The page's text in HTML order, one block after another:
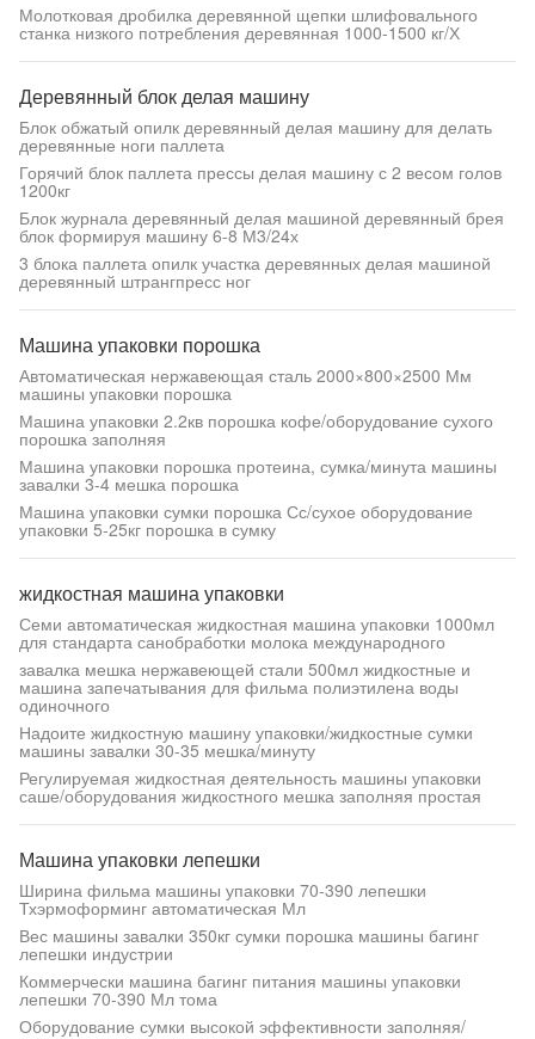
Молотковая дробилка деревянной щепки шлифовального
станка низкого потребления деревянная 1000-1500 кг/Х
Деревянный блок делая машину
Блок обжатый опилк деревянный делая машину для делать
деревянные ноги паллета
Горячий блок паллета прессы делая машину с 2 весом голов
1200кг
Блок журнала деревянный делая машиной деревянный брея
блок формируя машину 6-8 М3/24х
3 блока паллета опилк участка деревянных делая машиной
деревянный штрангпресс ног
Машина упаковки порошка
Автоматическая нержавеющая сталь 2000×800×2500 Мм
машины упаковки порошка
Машина упаковки 2.2кв порошка кофе/оборудование сухого
порошка заполняя
Машина упаковки порошка протеина, сумка/минута машины
завалки 3-4 мешка порошка
Машина упаковки сумки порошка Сс/сухое оборудование
упаковки 5-25кг порошка в сумку
жидкостная машина упаковки
Семи автоматическая жидкостная машина упаковки 1000мл
для стандарта санобработки молока международного
завалка мешка нержавеющей стали 500мл жидкостные и
машина запечатывания для фильма полиэтилена воды
одиночного
Надоите жидкостную машину упаковки/жидкостные сумки
машины завалки 30-35 мешка/минуту
Регулируемая жидкостная деятельность машины упаковки
саше/оборудования жидкостного мешка заполняя простая
Машина упаковки лепешки
Ширина фильма машины упаковки 70-390 лепешки
Тхэрмоформинг автоматическая Мл
Вес машины завалки 350кг сумки порошка машины багинг
лепешки индустрии
Коммерчески машина багинг питания машины упаковки
лепешки 70-390 Мл тома
Оборудование сумки высокой эффективности заполняя/